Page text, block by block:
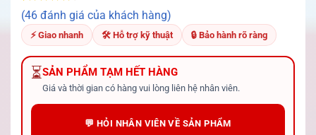
4.70trên 5
dựa trên
46
đánh giá
(46 đánh giá của khách hàng)
⚡ Giao nhanh 🛠 Hỗ trợ kỹ thuật 🔒 Bảo hành rõ ràng
⏳SẢN PHẨM TẠM HẾT HÀNG
Giá và thời gian có hàng vui lòng liên hệ nhân viên.
💬 HỎI NHÂN VIÊN VỀ SẢN PHẨM